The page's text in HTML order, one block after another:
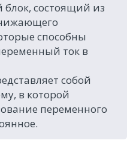
состоящий из
способны
ток в
собой
в которой
переменного